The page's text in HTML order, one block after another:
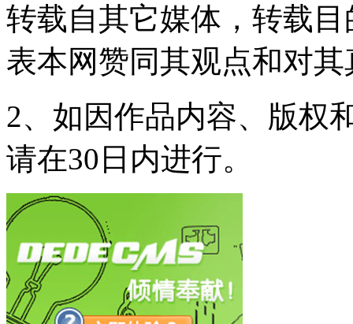
转载自其它媒体，转载
表本网赞同其观点和对
2、如因作品内容、版权
请在30日内进行。